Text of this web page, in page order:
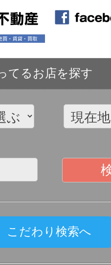
てるお店を探す
こだわり検索へ